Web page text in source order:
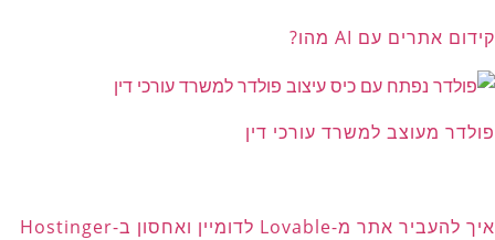
קידום אתרים עם AI מהו?
פולדר מעוצב למשרד עורכי דין
איך להעביר אתר מ-Lovable לדומיין ואחסון ב-Hostinger